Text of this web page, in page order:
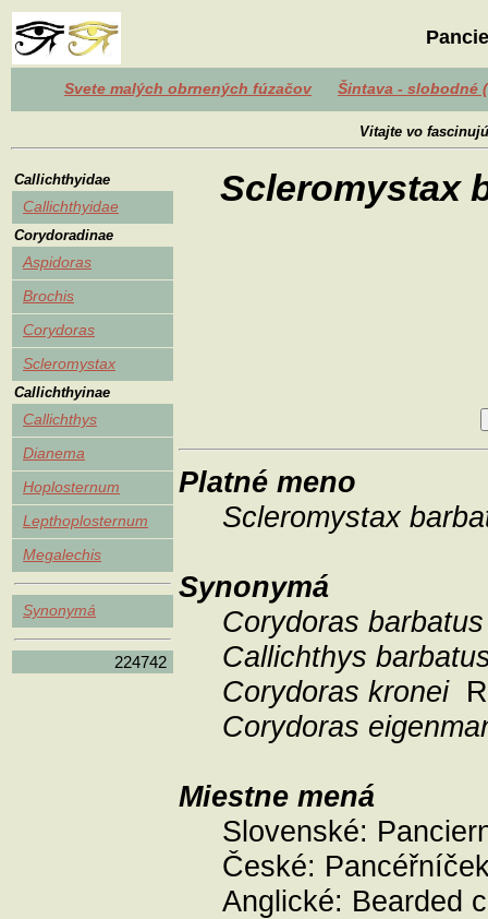
Svete malých obrnených fúzačov Šintava - slobodné
Vitajte vo
Callichthyidae
Callichthyidae
Corydoradinae
Aspidoras
Brochis
Corydoras
Scleromystax
Callichthyinae
Callichthys
Dianema
Hoplosternum
Lepthoplosternum
Megalechis
Synonymá
224742
Scleromystax
Platné meno
Scleromystax
Synonymá
Corydoras
Callichthys
Corydoras kronei
Corydoras
Miestne mená
Slovenské:
České:
Anglické: Bearded